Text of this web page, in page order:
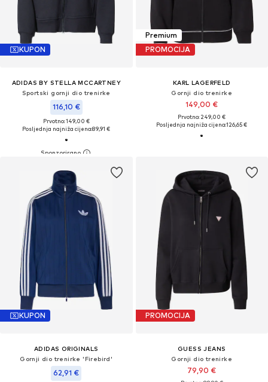
KUPON
ADIDAS BY STELLA MCCARTNEY
Sportski gornji dio trenirke
116,10 €
Prvotno: 149,00 €
Posljednja najniža cijena:89,91 €
Premium
PROMOCIJA
KARL LAGERFELD
Gornji dio trenirke
149,00 €
Prvotno: 249,00 €
Posljednja najniža cijena:126,65 €
KUPON
ADIDAS ORIGINALS
Gornji dio trenirke 'Firebird'
62,91 €
PROMOCIJA
GUESS JEANS
Gornji dio trenirke
79,90 €